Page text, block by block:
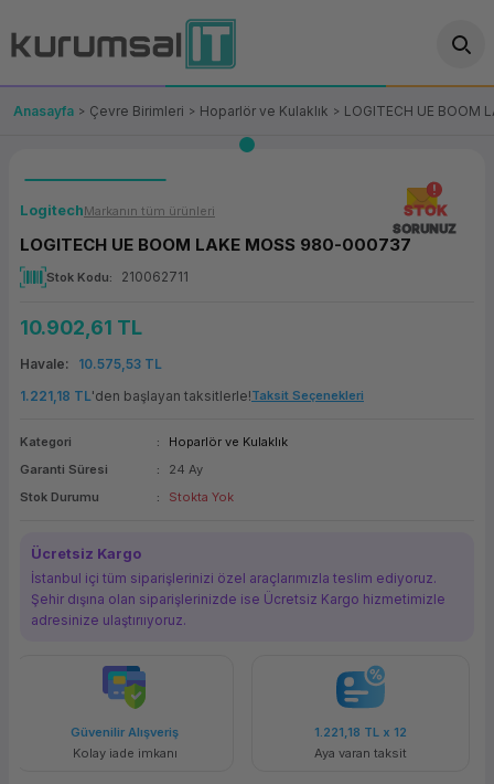
Geri Dön
Geri Dön
OT/VT Ürünleri
Fiş Yazıcı
(Firewall)
Geri Dön
Makinesi
Geri Dön
Çözümleri
Geri Dön
Geri Dön
Yedekleme
Geri Dön
Ürünler
Anasayfa Çevre Birimleri Hoparlör ve Kulaklık LOGITECH UE BOOM
STOK
SORUNUZ
LogitechMarkanın tüm ürünleri
LOGITECH UE BOOM LAKE MOSS 980-000737
Stok Kodu 210062711
10.902,61 TL
Havale
10.575,53 TL
1.221,18 TL'den başlayan taksitlerle!Taksit Seçenekleri
Kategori
Hoparlör ve Kulaklık
Garanti Süresi
24 Ay
Stok Durumu
Stokta Yok
Ücretsiz Kargo
İstanbul içi tüm siparişlerinizi özel araçlarımızla teslim ediyoruz.
Şehir dışına olan siparişlerinizde ise Ücretsiz Kargo hizmetimizle
adresinize ulaştırııyoruz.
1.221,18 TL
Aya varan taksit
Havalelerde
Özel indirim fırsatı